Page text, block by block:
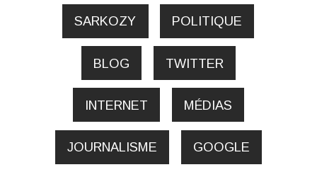
SARKOZY POLITIQUE
BLOG TWITTER
INTERNET MÉDIAS
JOURNALISME GOOGLE